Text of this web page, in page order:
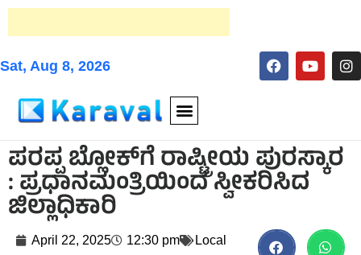
Sat, Aug 8, 2026
ಪರಪ್ಪ ಬ್ಲೋಕ್‌ಗೆ ರಾಷ್ಟ್ರೀಯ ಪುರಸ್ಕಾರ
: ಪ್ರಧಾನಮಂತ್ರಿಯಿಂದ ಸ್ವೀಕರಿಸಿದ
ಜಿಲ್ಲಾಧಿಕಾರಿ
April 22, 2025 12:30 pm
Local